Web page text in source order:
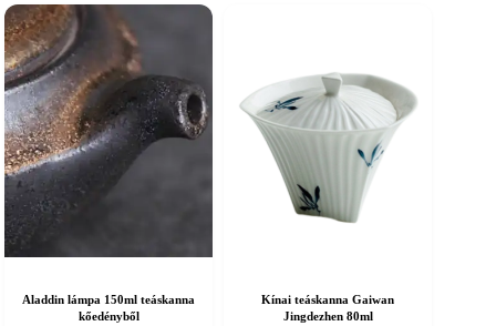
Aladdin lámpa 150ml teáskanna
kőedényből
Kínai teáskanna Gaiwan
Jingdezhen 80ml